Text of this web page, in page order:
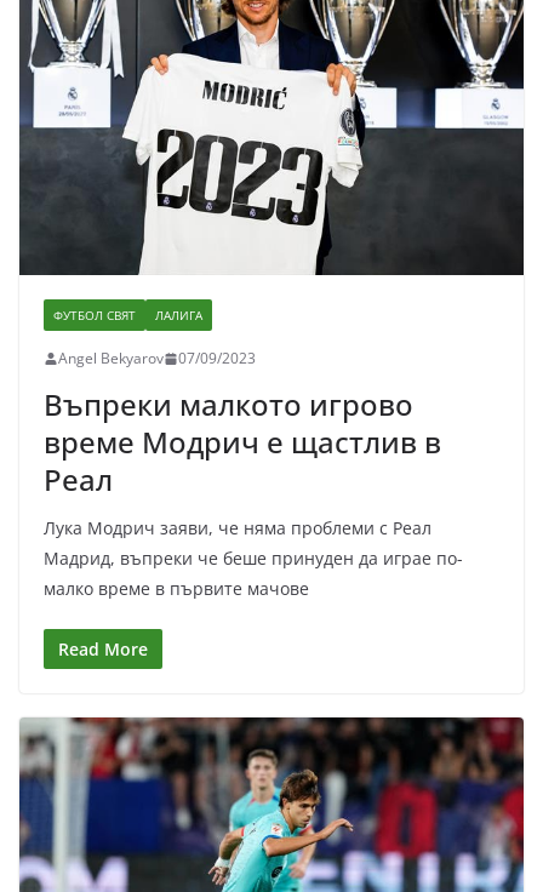
ФУТБОЛ СВЯТ ЛАЛИГА
Angel Bekyarov 07/09/2023
Въпреки малкото игрово
време Модрич е щастлив в
Реал
Лука Модрич заяви, че няма проблеми с Реал
Мадрид, въпреки че беше принуден да играе по-
малко време в първите мачове
Read More